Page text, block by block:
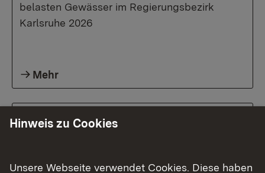
belasten Gewässer im Regierungsbezirk
Karlsruhe 2026
Mehr
Hinweis zu Cookies
Unsere Webseite verwendet Cookies. Diese haben